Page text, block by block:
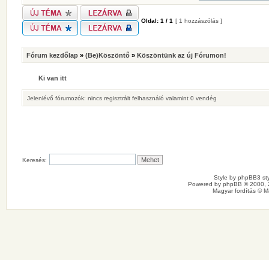
Oldal: 1 / 1 [ 1 hozzászólás ]
Fórum kezdőlap » (Be)Köszöntő » Köszöntünk az új Fórumon!
Ki van itt
Jelenlévő fórumozók: nincs regisztrált felhasználó valamint 0 vendég
Keresés:
Style by phpBB3
Powered by phpBB © 2000,
Magyar fordítás ©